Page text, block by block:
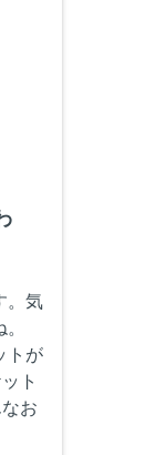
。気
トが
ト
お